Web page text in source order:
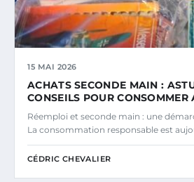
15 MAI 2026
ACHATS SECONDE MAIN :
CONSEILS POUR CONSOMMER
Réemploi et seconde main : une
La consommation responsable est
CÉDRIC CHEVALIER